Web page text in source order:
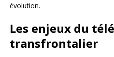
évolution.
Les enjeux du
transfrontalier